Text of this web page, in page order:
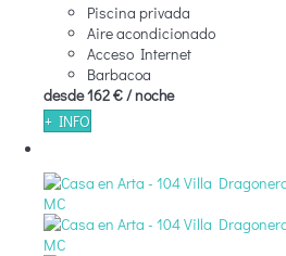
Piscina privada
Aire acondicionado
Acceso Internet
Barbacoa
desde162 €/ noche
+ INFO